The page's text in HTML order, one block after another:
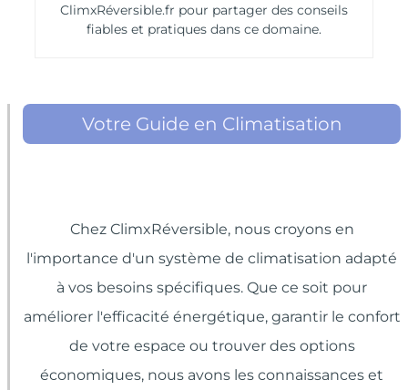
ClimxRéversible.fr pour partager des conseils
fiables et pratiques dans ce domaine.
Votre Guide en Climatisation
Chez ClimxRéversible, nous croyons en
l'importance d'un système de climatisation adapté
à vos besoins spécifiques. Que ce soit pour
améliorer l'efficacité énergétique, garantir le confort
de votre espace ou trouver des options
économiques, nous avons les connaissances et